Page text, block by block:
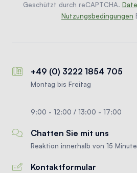
Geschützt durch reCAPTCHA.
Nutzungsbedingungen
+49 (0) 3222 1854 705
Montag bis Freitag
9:00 - 12:00 / 13:00 - 17:00
Chatten Sie mit uns
Reaktion innerhalb von 15
Kontaktformular